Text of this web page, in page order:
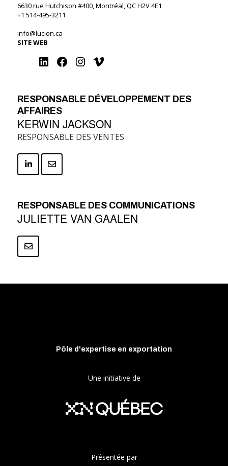
6630 rue Hutchison #400, Montréal, QC H2V 4E1
+1 514-495-3211
info@lucion.ca
SITE WEB
RESPONSABLE DÉVELOPPEMENT DES
AFFAIRES
KERWIN JACKSON
RESPONSABLE DES VENTES
RESPONSABLE DES COMMUNICATIONS
JULIETTE VAN GAALEN
Pôle d'expertise en exportation
Une initiative de
Présentée par